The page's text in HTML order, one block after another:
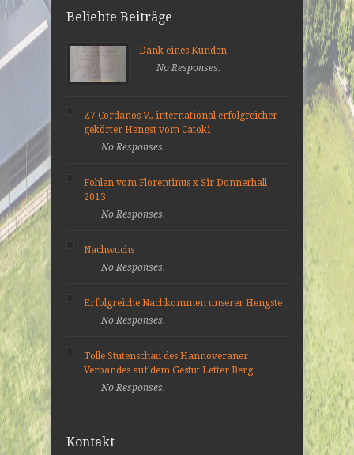
Beliebte Beiträge
Dank eines Kunden
No Responses.
Z7 Cordanos V., international erfolgreicher
gekörter Hengst vom Catoki
No Responses.
Fohlen vom Florentinus x Sir Donnerhall
2013
No Responses.
Nachwuchs
No Responses.
Erfolgreiche Nachkommen unserer Hengste
No Responses.
Tolle Stutenschau des Hannoveraner
Verbandes auf dem Gestüt Letter Berg
No Responses.
Kontakt